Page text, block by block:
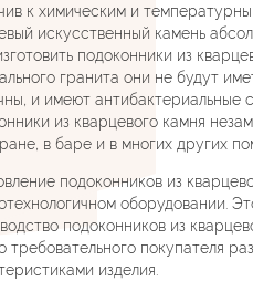
к химическим и
искусственный камень
подоконники из
гранита они не будут
и имеют антибактериальные
из кварцевого камня
в баре и в многих других
подоконников из
оборудовании.
подоконников из
требовательного покупателя
изделия.